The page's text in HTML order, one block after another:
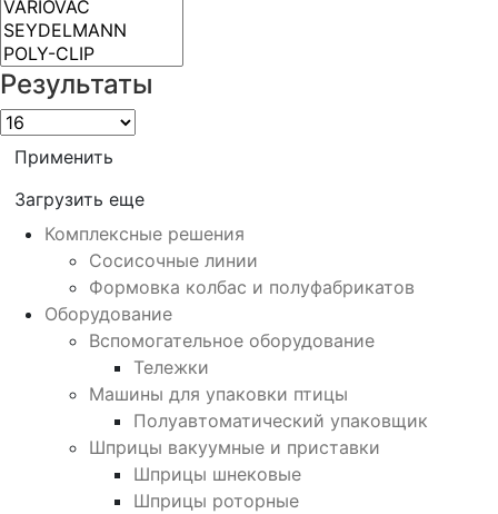
Результаты
Применить
Загрузить еще
Комплексные решения
Сосисочные линии
Формовка колбас и полуфабрикатов
Оборудование
Вспомогательное оборудование
Тележки
Машины для упаковки птицы
Полуавтоматический упаковщик
Шприцы вакуумные и приставки
Шприцы шнековые
Шприцы роторные